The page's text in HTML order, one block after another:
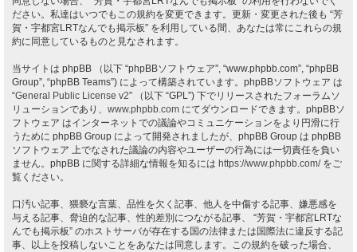
ださい。私達はいつでもこの規約を変更できます。更新・変更された後も “芳
賀・宇都宮LRTなんでも掲示板” を利用している間、あなたは常にこれらの規
約に同意しているものと見なされます。
当サイトは phpBB （以下 “phpBBソフトウェア”, “www.phpbb.com”, “phpBB
Group”, “phpBB Teams”) によって構築されています。phpBBソフトウェア は
“General Public License v2” （以下 “GPL”) 下でリリースされたフォーラムソ
リューションであり、 www.phpbb.com にてダウンロードできます。phpBBソ
フトウェア はインターネットでの議論やコミュニケーションをより円滑に行
うために phpBB Group によって開発されましたが、phpBB Group は phpBB
ソフトウェア 上でなされた議論の内容やユーザーの行為には一切責任を負い
ません。phpBB に関する詳細な情報を知るには https://www.phpbb.com/をご
覧ください。
口汚い記事、猥褻な言葉、品性を欠く記事、他人を中傷する記事、嫌悪感を
与える記事、脅迫的な記事、性的差別につながる記事、 “芳賀・宇都宮LRTな
んでも掲示板” のホストサーバが存在する国の法律または国際法に違反する記
事、以上を投稿しないことをあなたは同意します。この規約を破った場合、